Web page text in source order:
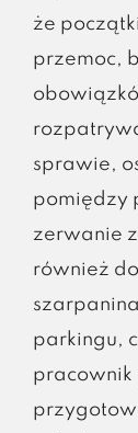
że
przemoc,
sprawie,
pomiędzy
zerwanie
również
parkingu,
pracownik